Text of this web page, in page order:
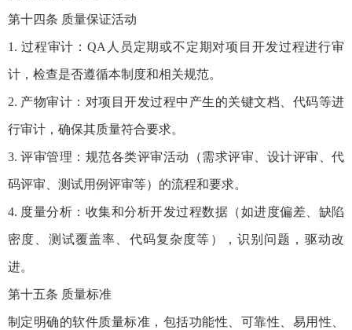
第十四条 质量保证活动
1. 过程审计：QA人员定期或不定期对项目开发过程进行审
计，检查是否遵循本制度和相关规范。
2. 产物审计：对项目开发过程中产生的关键文档、代码等进
行审计，确保其质量符合要求。
3. 评审管理：规范各类评审活动（需求评审、设计评审、代
码评审、测试用例评审等）的流程和要求。
4. 度量分析：收集和分析开发过程数据（如进度偏差、缺陷
密度、测试覆盖率、代码复杂度等），识别问题，驱动改
进。
第十五条 质量标准
制定明确的软件质量标准，包括功能性、可靠性、易用性、